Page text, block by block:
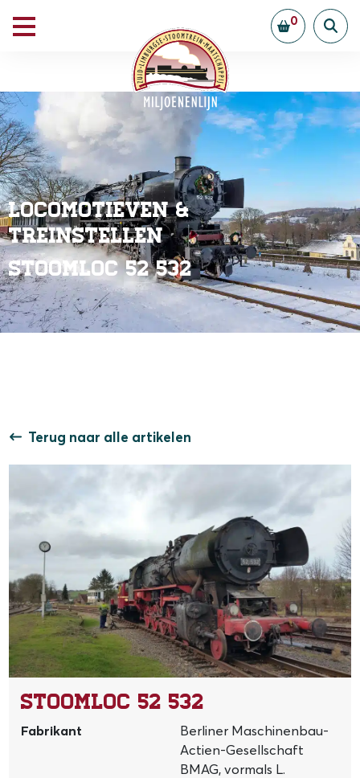
0
Locomotieven &
Treinstellen
Stoomloc 52 532
Terug naar alle artikelen
Stoomloc 52 532
Fabrikant
Berliner Maschinenbau-
Actien-Gesellschaft
BMAG, vormals L.